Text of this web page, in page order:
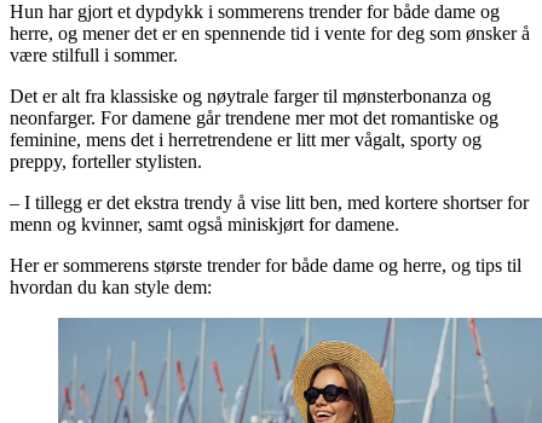
Hun har gjort et dypdykk i sommerens trender for både dame og
herre, og mener det er en spennende tid i vente for deg som ønsker å
være stilfull i sommer.
Det er alt fra klassiske og nøytrale farger til mønsterbonanza og
neonfarger. For damene går trendene mer mot det romantiske og
feminine, mens det i herretrendene er litt mer vågalt, sporty og
preppy, forteller stylisten.
– I tillegg er det ekstra trendy å vise litt ben, med kortere shortser for
menn og kvinner, samt også miniskjørt for damene.
Her er sommerens største trender for både dame og herre, og tips til
hvordan du kan style dem: